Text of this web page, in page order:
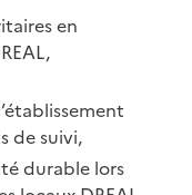
en
de suivi,
durable lors